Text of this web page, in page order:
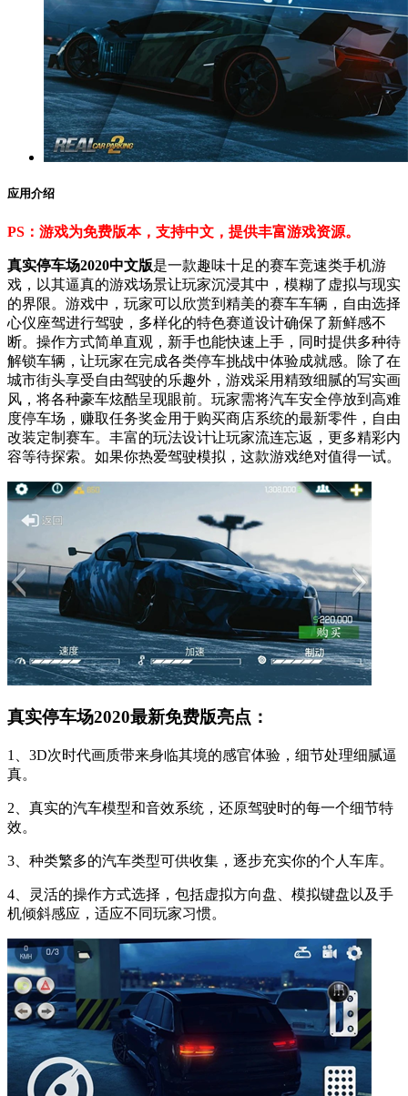
应用介绍
PS：游戏为免费版本，支持中文，提供丰富游戏资源。
真实停车场2020中文版是一款趣味十足的赛车竞速类手机游
戏，以其逼真的游戏场景让玩家沉浸其中，模糊了虚拟与现实
的界限。游戏中，玩家可以欣赏到精美的赛车车辆，自由选择
心仪座驾进行驾驶，多样化的特色赛道设计确保了新鲜感不
断。操作方式简单直观，新手也能快速上手，同时提供多种待
解锁车辆，让玩家在完成各类停车挑战中体验成就感。除了在
城市街头享受自由驾驶的乐趣外，游戏采用精致细腻的写实画
风，将各种豪车炫酷呈现眼前。玩家需将汽车安全停放到高难
度停车场，赚取任务奖金用于购买商店系统的最新零件，自由
改装定制赛车。丰富的玩法设计让玩家流连忘返，更多精彩内
容等待探索。如果你热爱驾驶模拟，这款游戏绝对值得一试。
真实停车场2020最新免费版亮点：
1、3D次时代画质带来身临其境的感官体验，细节处理细腻逼
真。
2、真实的汽车模型和音效系统，还原驾驶时的每一个细节特
效。
3、种类繁多的汽车类型可供收集，逐步充实你的个人车库。
4、灵活的操作方式选择，包括虚拟方向盘、模拟键盘以及手
机倾斜感应，适应不同玩家习惯。